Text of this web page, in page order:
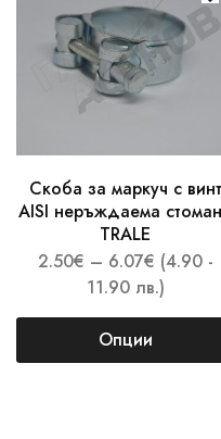
Скоба за маркуч с винт
AISI неръждаемa
TRALE
2.50€ – 6.07€ (4.90 -
11.90 лв.)
Опции